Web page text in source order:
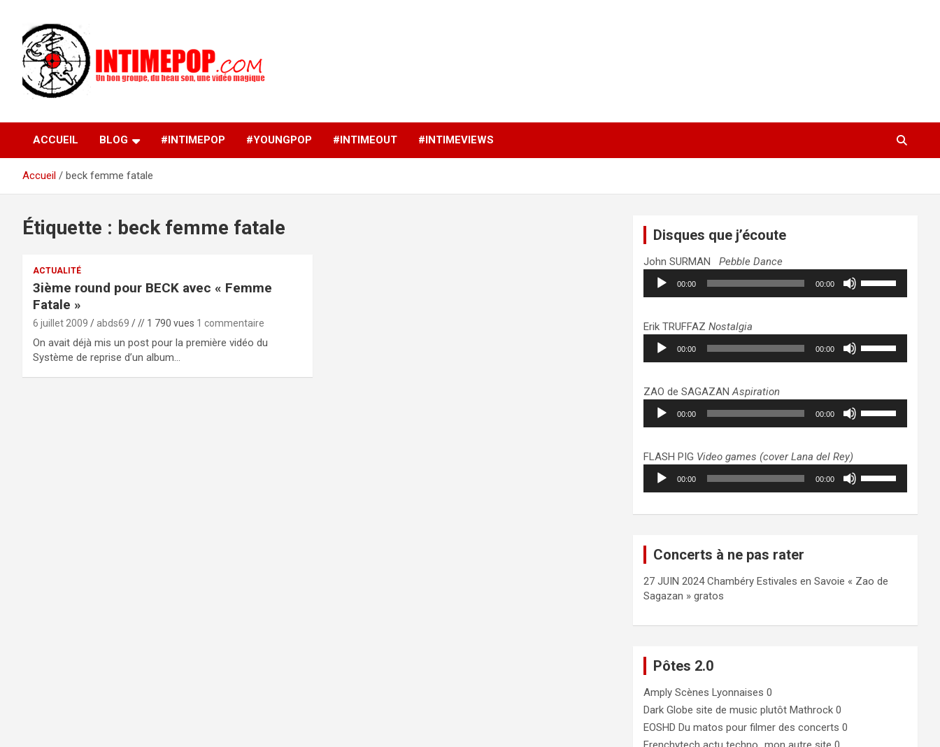
contenu
intimepop.com
musiques actuelles pop rock, post-rock, indé sur Lyon. rock pop
concert lyon
ACCUEIL BLOG #INTIMEPOP #YOUNGPOP #INTIMEOUT #INTIMEVIEWS
Accueil beck femme fatale
Étiquette : beck femme fatale
ACTUALITÉ
3ième round pour BECK avec « Femme
Fatale »
6 juillet 2009 abds69 // 1 790 vues 1 commentaire
On avait déjà mis un post pour la première vidéo du
Système de reprise d’un album…
Disques que j’écoute
John SURMANPebble Dance
Lecteur
audio
00:00 00:00
pour
augmenter
ou
volume.
Erik TRUFFAZNostalgia
Lecteur
audio
00:00 00:00
pour
augmenter
ou
volume.
ZAO de SAGAZANAspiration
Lecteur
audio
00:00 00:00
pour
augmenter
ou
FLASH PIG Video games (cover Lana del Rey)
Lecteur
audio
00:00 00:00
haut/bas
le
Concerts à ne pas rater
27 JUIN 2024 Chambéry Estivales en Savoie « Zao de
Sagazan » gratos
Pôtes 2.0
Amply Scènes Lyonnaises 0
Dark Globe site de music plutôt Mathrock 0
EOSHD Du matos pour filmer des concerts 0